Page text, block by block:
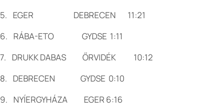
5. EGER DEBRECEN 11:21
6. RÁBA-ETO GYDSE 1:11
7. DRUKK DABAS ŐRVIDÉK 10:12
8. DEBRECEN GYDSE 0:10
9. NYÍERGYHÁZA EGER 6:16